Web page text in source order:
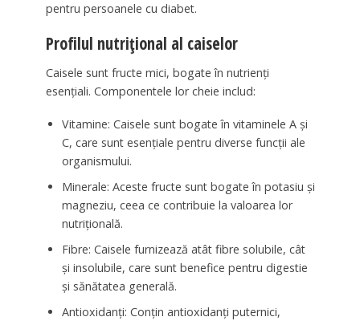
pentru persoanele cu diabet.
Profilul nutrițional al caiselor
Caisele sunt fructe mici, bogate în nutrienți
esențiali. Componentele lor cheie includ:
Vitamine: Caisele sunt bogate în vitaminele A și
C, care sunt esențiale pentru diverse funcții ale
organismului.
Minerale: Aceste fructe sunt bogate în potasiu și
magneziu, ceea ce contribuie la valoarea lor
nutrițională.
Fibre: Caisele furnizează atât fibre solubile, cât
și insolubile, care sunt benefice pentru digestie
și sănătatea generală.
Antioxidanți: Conțin antioxidanți puternici,